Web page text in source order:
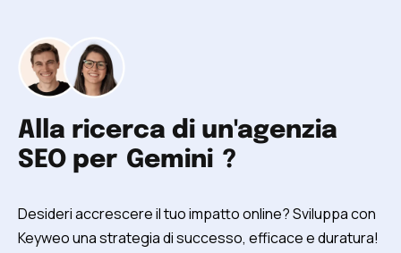
Alla ricerca di un'agenzia
SEO per Gemini ?
Desideri accrescere il tuo impatto online? Sviluppa con
Keyweo una strategia di successo, efficace e duratura!